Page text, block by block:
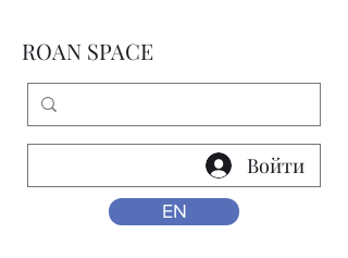
ROAN SPACE
Войти
EN